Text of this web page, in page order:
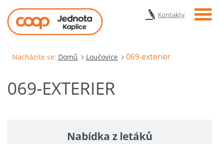
Kontakty Menu
Nacházíte se: Domů Loučovice 069-exterier
069-EXTERIER
Nabídka z letáků